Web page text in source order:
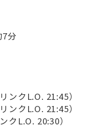
分
ンクL.O. 21:45）
ンクL.O. 21:45）
クL.O. 20:30）